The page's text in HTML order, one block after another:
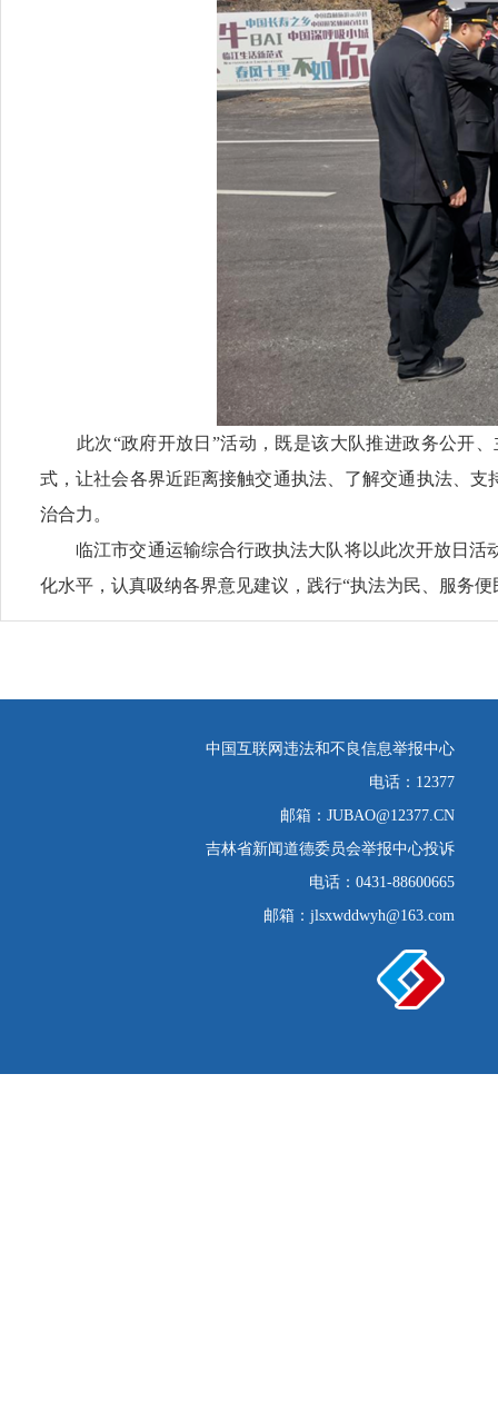
此次“政府开放日”活动，既是该大队推进政务公开、
式，让社会各界近距离接触交通执法、了解交通执法、
治合力。
临江市交通运输综合行政执法大队将以此次开放日活
化水平，认真吸纳各界意见建议，践行“执法为民、服务
中国互联网违法和不良信息举报中心
电话：12377
邮箱：JUBAO@12377.CN
吉林省新闻道德委员会举报中心投诉
电话：0431-88600665
邮箱：jlsxwddwyh@163.com